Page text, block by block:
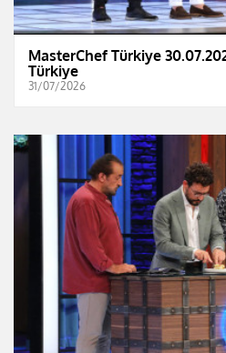
MasterChef Türkiye
Türkiye
31/07/2026